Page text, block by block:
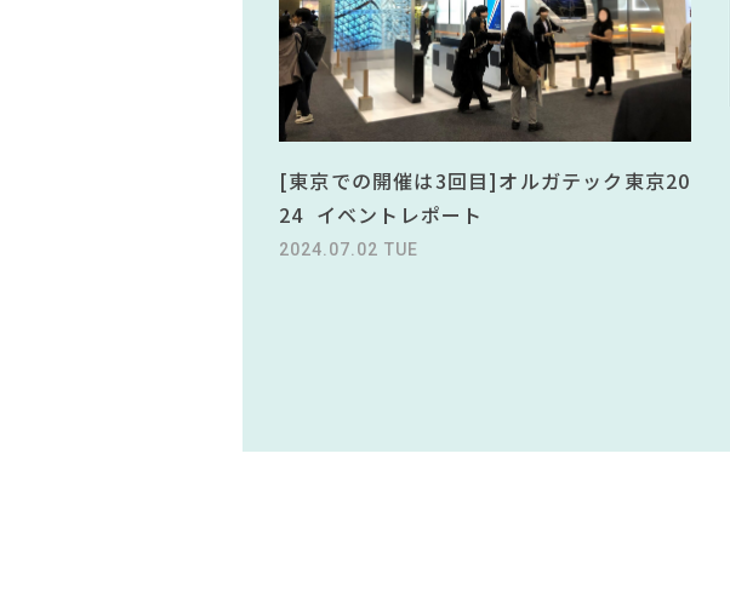
[東京での開催は3回目]オルガテック東京20
24 イベントレポート
2024.07.02 TUE